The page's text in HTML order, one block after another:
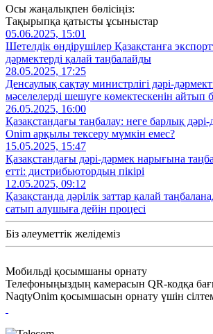
Осы жаңалықпен бөлісіңіз:
Тақырыпқа қатысты ұсыныстар
05.06.2025, 15:01
Шетелдік өндірушілер Қазақстанға
дәрмектерді қалай таңбалайды
28.05.2025, 17:25
Денсаулық сақтау министрлігі дәрі-
мәселелерді шешуге көмектескенін айтып
26.05.2025, 16:00
Қазақстандағы таңбалау: неге барлық
Onim арқылы тексеру мүмкін емес?
15.05.2025, 15:47
Қазақстандағы дәрі-дәрмек нарығына
етті: дистрибьютордың пікірі
12.05.2025, 09:12
Қазақстанда дәрілік заттар қалай
сатып алушыға дейін процесі
Біз әлеуметтік желідеміз
Мобильді қосымшаны орнату
Телефоныңыздың камерасын QR-кодқа
NaqtyOnim қосымшасын орнату үшін